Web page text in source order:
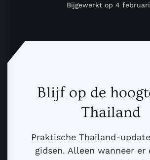
Bijgewerkt op 4
Blijf op de
Thailand
Praktische Thailand-
gidsen. Alleen wanneer